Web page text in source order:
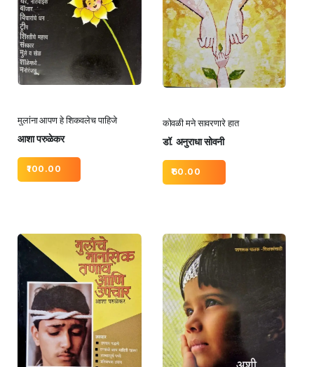
मुलांना आपण हे शिकवलेच पाहिजे
आशा परुळेकर
100.00
कोवळी मने सावरणारे हात
डॉ. अनुराधा सोवनी
60.00